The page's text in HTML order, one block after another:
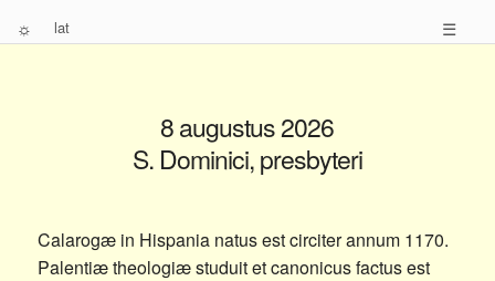
☼ lat ☰
8 augustus 2026
S. Dominici, presbyteri
Calarogæ in Hispania natus est circiter annum 1170.
Palentiæ theologiæ studuit et canonicus factus est